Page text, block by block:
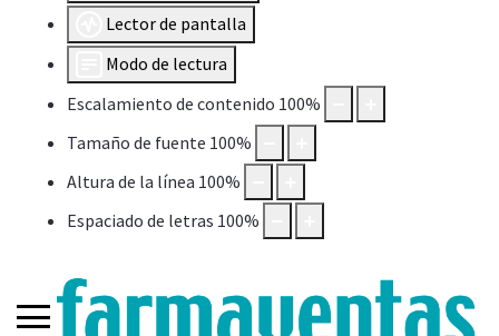
Lector de pantalla
Modo de lectura
Escalamiento de contenido 100%
Tamaño de fuente 100%
Altura de la línea 100%
Espaciado de letras 100%